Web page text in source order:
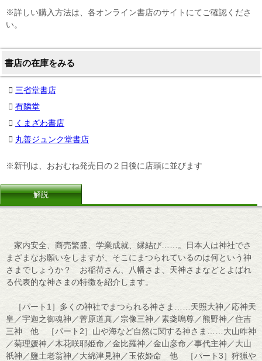
※詳しい購入方法は、各オンライン書店のサイトにてご確認くださ
い。
書店の在庫をみる
三省堂書店
有隣堂
くまざわ書店
丸善ジュンク堂書店
※新刊は、おおむね発売日の２日後に店頭に並びます
解説
家内安全、商売繁盛、学業成就、縁結び……。日本人は神社でさ
まざまなお願いをしますが、そこにまつられているのは何という神
さまでしょうか？ お稲荷さん、八幡さま、天神さまなどとよばれ
る代表的な神さまの特徴を紹介します。
［パート1］多くの神社でまつられる神さま……天照大神／応神天
皇／宇迦之御魂神／菅原道真／宗像三神／素戔嗚尊／熊野神／住吉
三神 他 ［パート2］山や海など自然に関する神さま……大山咋神
／菊理媛神／木花咲耶姫命／金比羅神／金山彦命／事代主神／大山
祇神／鹽土老翁神／大綿津見神／玉依姫命 他 ［パート3］狩猟や